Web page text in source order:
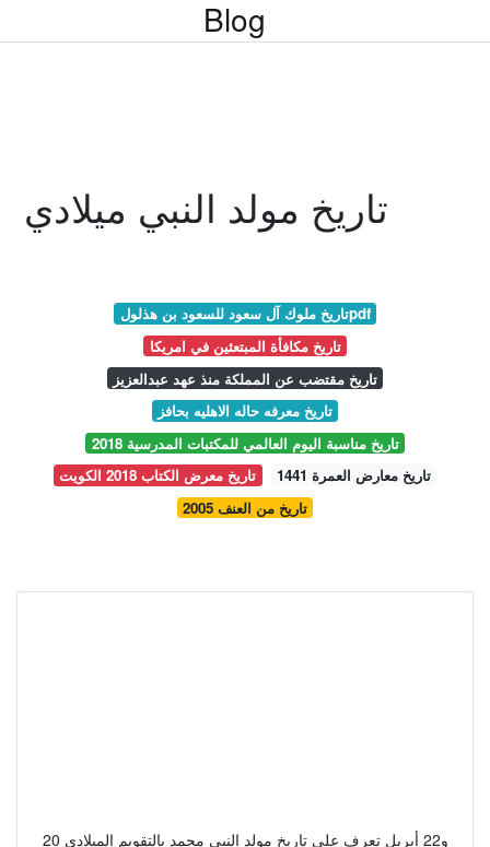
Blog
تاريخ مولد النبي ميلادي
تاريخ ملوك آل سعود للسعود بن هذلولpdf
تاريخ مكافأة المبتعثين في امريكا
تاريخ مقتضب عن المملكة منذ عهد عبدالعزيز
تاريخ معرفه حاله الاهليه بحافز
تاريخ مناسبة اليوم العالمي للمكتبات المدرسية 2018
تاريخ معرض الكتاب 2018 الكويت
تاريخ معارض العمرة 1441
تاريخ من العنف 2005
20 و22 أبريل تعرف على تاريخ مولد النبى محمد بالتقويم الميلادى